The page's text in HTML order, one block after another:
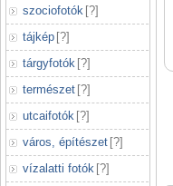
szociofotók [?]
tájkép [?]
tárgyfotók [?]
természet [?]
utcaifotók [?]
város, építészet [?]
vízalatti fotók [?]